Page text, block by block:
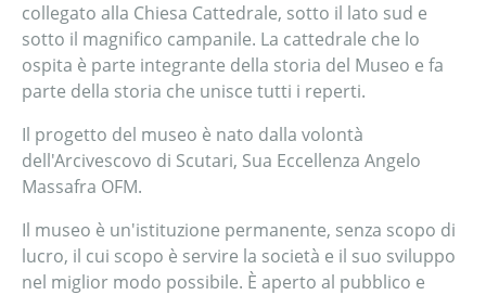
collegato alla Chiesa Cattedrale, sotto il lato sud e
sotto il magnifico campanile. La cattedrale che lo
ospita è parte integrante della storia del Museo e fa
parte della storia che unisce tutti i reperti.
Il progetto del museo è nato dalla volontà
dell'Arcivescovo di Scutari, Sua Eccellenza Angelo
Massafra OFM.
Il museo è un'istituzione permanente, senza scopo di
lucro, il cui scopo è servire la società e il suo sviluppo
nel miglior modo possibile. È aperto al pubblico e